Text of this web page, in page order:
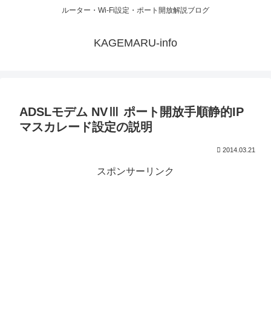
ルーター・Wi-Fi設定・ポート開放解説ブログ
KAGEMARU-info
ADSLモデム NVⅢ ポート開放手順静的IP
マスカレード設定の説明
2014.03.21
スポンサーリンク